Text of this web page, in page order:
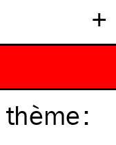
+
thème: